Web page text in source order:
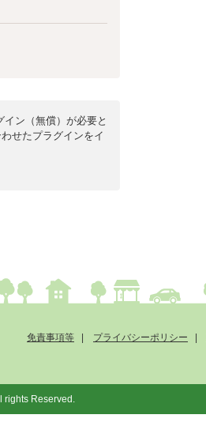
ン（無償）が必要と
せたプラグインをイ
免責事項等 プライバシーポリシー
rights Reserved.